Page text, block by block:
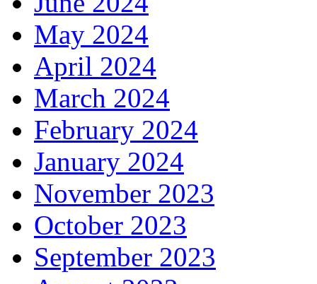
May 2024
April 2024
March 2024
February 2024
January 2024
November 2023
October 2023
September 2023